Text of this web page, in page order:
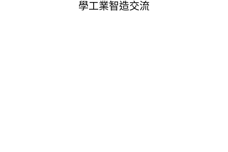
學工業智造交流